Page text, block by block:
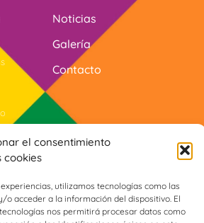
el consentimiento
cookies
utilizamos tecnologías como las
o acceder a la información del dispositivo. El
nos permitirá procesar datos como
Noticias
Galería
Contacto